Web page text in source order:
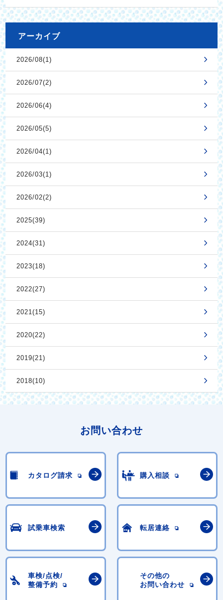
アーカイブ
2026/08(1)
2026/07(2)
2026/06(4)
2026/05(5)
2026/04(1)
2026/03(1)
2026/02(2)
2025(39)
2024(31)
2023(18)
2022(27)
2021(15)
2020(22)
2019(21)
2018(10)
お問い合わせ
カタログ請求 購入相談
試乗車検索 転居連絡
車検/点検/
整備予約
その他の
お問い合わせ